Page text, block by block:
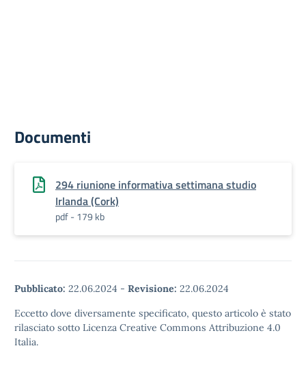
Documenti
294 riunione informativa settimana studio
Irlanda (Cork)
pdf - 179 kb
Pubblicato: 22.06.2024 - Revisione: 22.06.2024
Eccetto dove diversamente specificato, questo articolo è stato
rilasciato sotto Licenza Creative Commons Attribuzione 4.0
Italia.